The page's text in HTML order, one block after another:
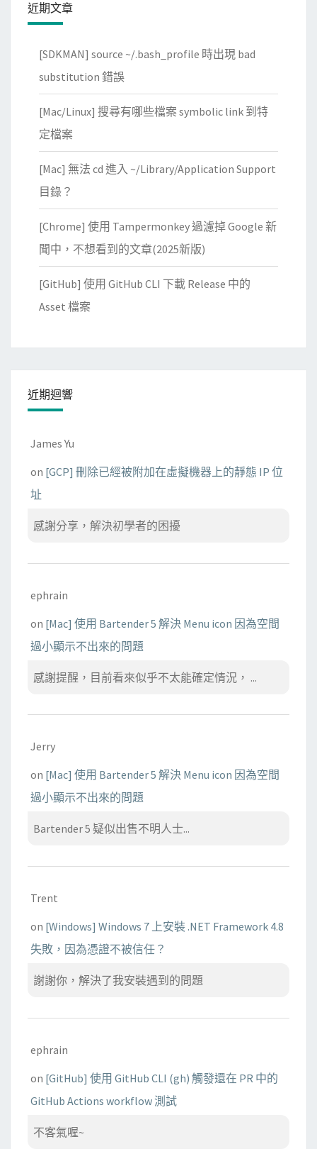
a
c
h
n
g
a
m
e
)
近期文章
[SDKMAN] source ~/.bash_profile 時出現 bad
substitution 錯誤
[Mac/Linux] 搜尋有哪些檔案 symbolic link 到特
定檔案
[Mac] 無法 cd 進入 ~/Library/Application Support
目錄？
[Chrome] 使用 Tampermonkey 過濾掉 Google 新
聞中，不想看到的文章(2025新版)
[GitHub] 使用 GitHub CLI 下載 Release 中的
Asset 檔案
近期迴響
James Yu
on [GCP] 刪除已經被附加在虛擬機器上的靜態 IP 位
址
感謝分享，解決初學者的困擾
ephrain
on [Mac] 使用 Bartender 5 解決 Menu icon 因為空間
過小顯示不出來的問題
感謝提醒，目前看來似乎不太能確定情況， ...
Jerry
on [Mac] 使用 Bartender 5 解決 Menu icon 因為空間
過小顯示不出來的問題
Bartender 5 疑似出售不明人士...
Trent
on [Windows] Windows 7 上安裝 .NET Framework 4.8
失敗，因為憑證不被信任？
謝謝你，解決了我安裝遇到的問題
ephrain
on [GitHub] 使用 GitHub CLI (gh) 觸發還在 PR 中的
GitHub Actions workflow 測試
不客氣喔~